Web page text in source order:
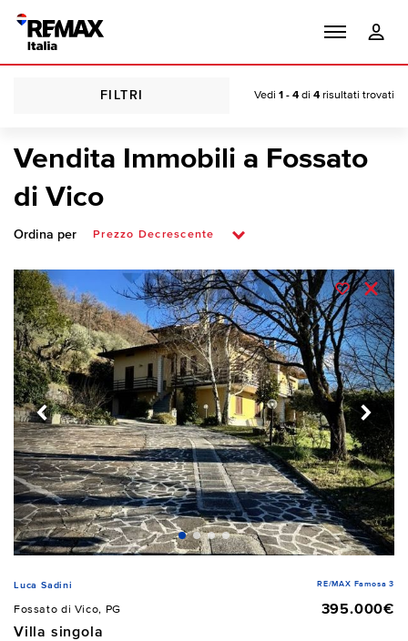
FILTRI Vedi 1 - 4di 4risultati trovati
Vendita Immobili a Fossato
di Vico
Ordina per
Luca Sadini RE/MAX Famosa 3
Fossato di Vico, PG
395.000€
Villa singola